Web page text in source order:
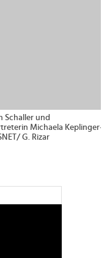
und
Michaela Keplinger-
G. Rizar